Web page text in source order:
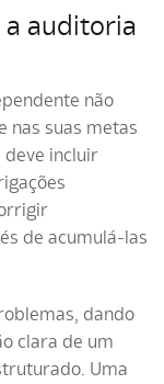
a auditoria
não
nas suas metas
deve incluir
de acumulá-las
dando
clara de um
Uma